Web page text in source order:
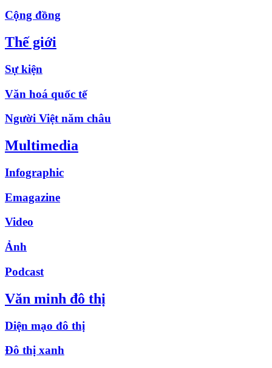
Cộng đồng
Thế giới
Sự kiện
Văn hoá quốc tế
Người Việt năm châu
Multimedia
Infographic
Emagazine
Video
Ảnh
Podcast
Văn minh đô thị
Diện mạo đô thị
Đô thị xanh